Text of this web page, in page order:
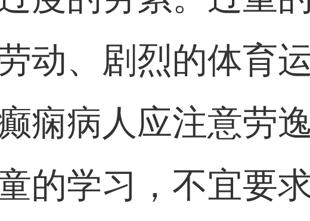
动、剧烈的体育
痫病人应注意劳
的学习，不宜要